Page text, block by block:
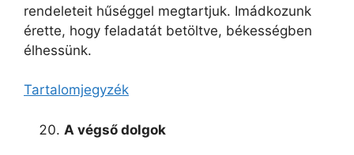
rendeleteit hűséggel megtartjuk. Imádkozunk
érette, hogy feladatát betöltve, békességben
élhessünk.
Tartalomjegyzék
A végső dolgok